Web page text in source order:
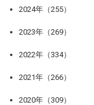
2024年（255）
2023年（269）
2022年（334）
2021年（266）
2020年（309）